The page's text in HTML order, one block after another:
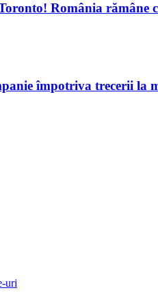
România rămâne
împotriva trecerii
uri